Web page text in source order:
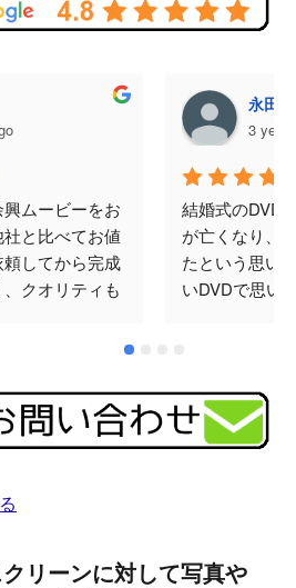
ムービーをお
と比べてお値
してから完成
クオリティも
願いして本当
りがとうござ
永田
3
結婚式のDVD
が亡くなり、
たという思い
いDVDで思い
♪ありがとご
リーンに対して写真や